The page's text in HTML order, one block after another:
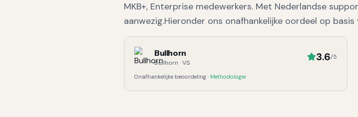
MKB+, Enterprise medewerkers. Met Nederlandse
aanwezig.Hieronder ons onafhankelijke oordeel op basis
Bullhorn
Bullhorn ·VS 3.6/5
Onafhankelijke beoordeling · Methodologie